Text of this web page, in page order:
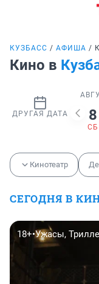
КУЗБАСС АФИША
Кино в
ДРУГАЯ ДАТА 8
СБ
Кинотеатр
СЕГОДНЯ В
18+•Ужасы,